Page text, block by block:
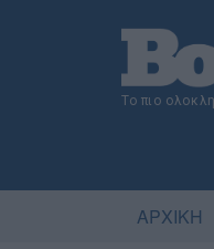
Το πιο
ΑΡΧΙΚΗ